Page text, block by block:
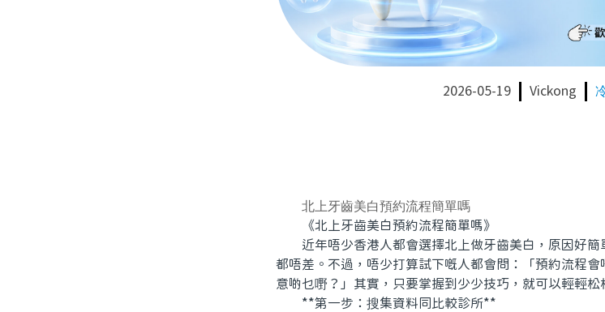
2026-05-19 Vickong
北上牙齒美白預約流程簡單嗎
《北上牙齒美白預約流程簡單嗎》
近年唔少香港人都會選擇北上做牙齒美白，原因好
都唔差。不過，唔少打算試下嘅人都會問：「預約流程
意啲乜嘢？」其實，只要掌握到少少技巧，就可以輕輕松
**第一步：搜集資料同比較診所**